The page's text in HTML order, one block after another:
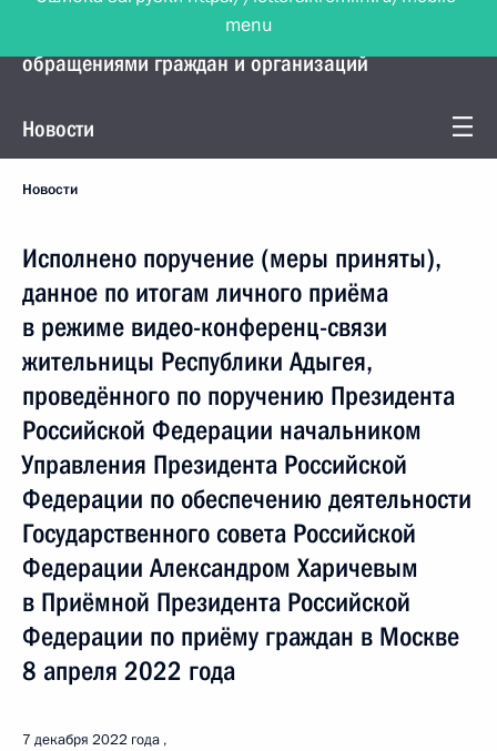
Управление Президента по работе с
обращениями граждан и организаций
Новости
Новости
Исполнено поручение (меры приняты),
данное по итогам личного приёма
в режиме видео-конференц-связи
жительницы Республики Адыгея,
проведённого по поручению Президента
Российской Федерации начальником
Управления Президента Российской
Федерации по обеспечению деятельности
Государственного совета Российской
Федерации Александром Харичевым
в Приёмной Президента Российской
Федерации по приёму граждан в Москве
8 апреля 2022 года
7 декабря 2022 года
menu